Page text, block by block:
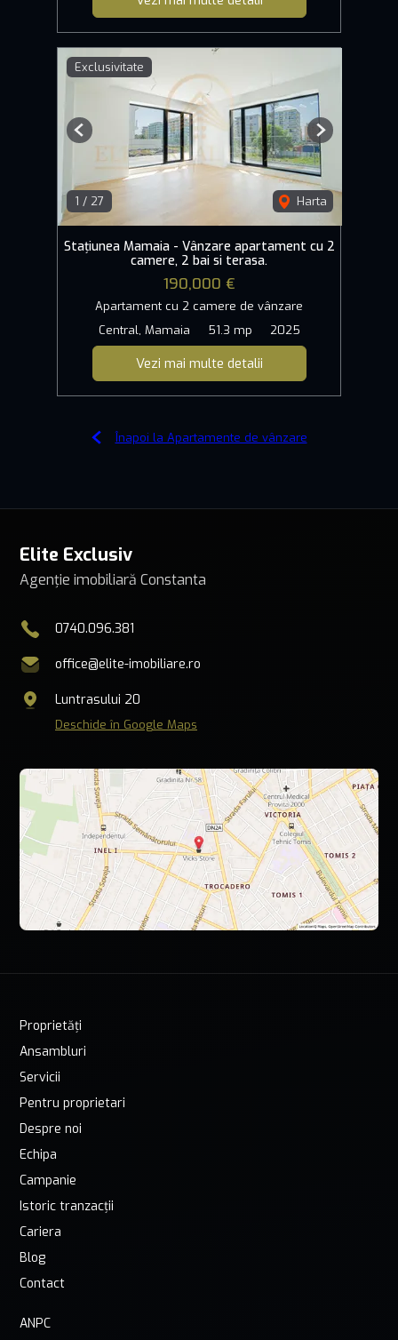
Exclusivitate
1 / 27 Harta
Previous Next
Stațiunea Mamaia - Vânzare apartament cu 2
camere, 2 bai si terasa.
190,000 €
Apartament cu 2 camere de vânzare
Central, Mamaia
51.3 mp 2025
Vezi mai multe detalii
Înapoi la Apartamente de vânzare
Elite Exclusiv
Agenție imobiliară Constanta
0740.096.381
office@elite-imobiliare.ro
Luntrasului 20
Deschide în Google Maps
Proprietăți
Ansambluri
Servicii
Pentru proprietari
Despre noi
Echipa
Campanie
Istoric tranzacții
Cariera
Blog
Contact
ANPC